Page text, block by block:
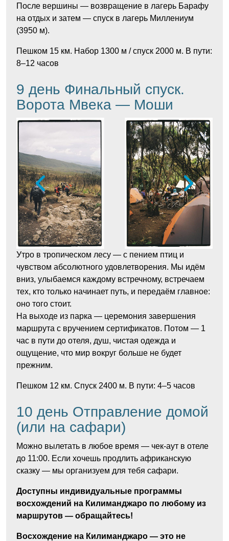
После вершины — возвращение в лагерь Барафу
на отдых и затем — спуск в лагерь Миллениум
(3950 м).
Пешком 15 км. Набор 1300 м / спуск 2000 м. В пути:
8–12 часов
9 день Финальный спуск.
Ворота Мвека — Моши
Утро в тропическом лесу — с пением птиц и
чувством абсолютного удовлетворения. Мы идём
вниз, улыбаемся каждому встречному, встречаем
тех, кто только начинает путь, и передаём главное:
оно того стоит.
На выходе из парка — церемония завершения
маршрута с вручением сертификатов. Потом — 1
час в пути до отеля, душ, чистая одежда и
ощущение, что мир вокруг больше не будет
прежним.
Пешком 12 км. Спуск 2400 м. В пути: 4–5 часов
10 день Отправление домой
(или на сафари)
Можно вылетать в любое время — чек-аут в отеле
до 11:00. Если хочешь продлить африканскую
сказку — мы организуем для тебя сафари.
Доступны индивидуальные программы
восхождений на Килиманджаро по любому из
маршрутов — обращайтесь!
Восхождение на Килиманджаро — это не